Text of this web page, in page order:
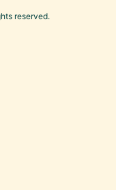
reserved.